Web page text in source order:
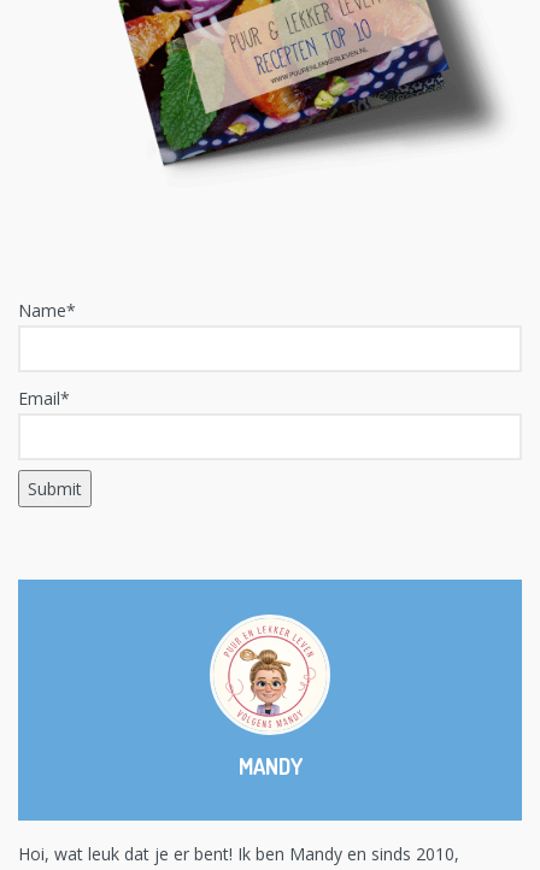
Name*
Email*
MANDY
Hoi, wat leuk dat je er bent! Ik ben Mandy en sinds 2010,